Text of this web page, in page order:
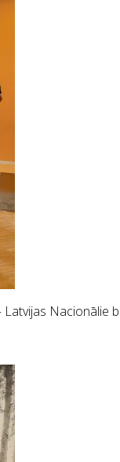
Nacionālie